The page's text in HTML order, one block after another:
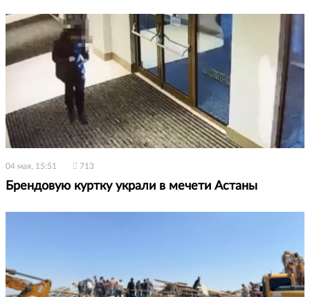
04 мая, 15:51 713
Брендовую куртку украли в мечети Астаны